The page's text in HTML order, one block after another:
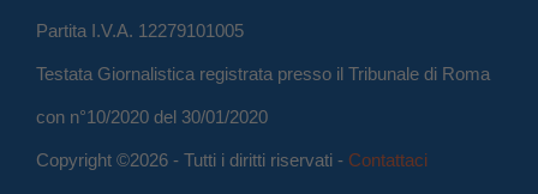
Partita I.V.A. 12279101005
Testata Giornalistica registrata presso il Tribunale di Roma
con n°10/2020 del 30/01/2020
Copyright ©2026 - Tutti i diritti riservati - Contattaci